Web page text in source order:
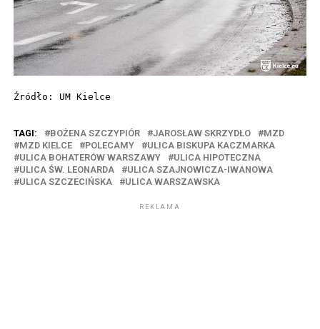
Źródło: UM Kielce
TAGI: BOŻENA SZCZYPIÓR JAROSŁAW SKRZYDŁO
MZD
MZD KIELCE
POLECAMY
ULICA BISKUPA KACZMARKA
ULICA BOHATERÓW WARSZAWY
ULICA HIPOTECZNA
ULICA ŚW. LEONARDA
ULICA SZAJNOWICZA-IWANOWA
ULICA SZCZECIŃSKA
ULICA WARSZAWSKA
REKLAMA